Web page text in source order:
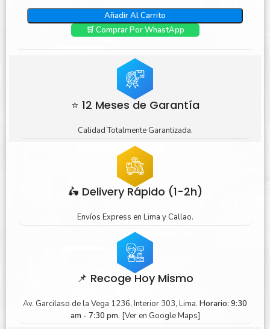
Añadir Al Carrito
🛒 Comprar Por WhastApp
⭐ 12 Meses de Garantía
Calidad Totalmente Garantizada.
🛵 Delivery Rápido (1-2h)
Envíos Express en Lima y Callao.
📌 Recoge Hoy Mismo
Av. Garcilaso de la Vega 1236, Interior 303, Lima. Horario: 9:30
am - 7:30 pm. [Ver en Google Maps]